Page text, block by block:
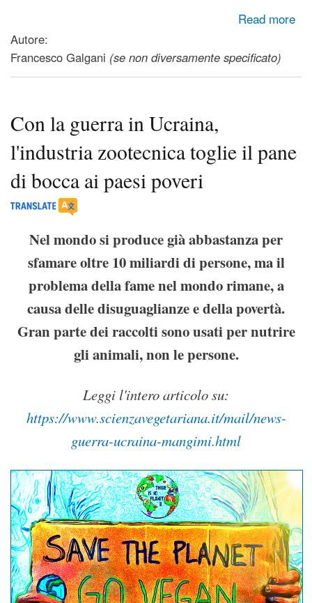
Read more
about Studio su mascherine: con Ffp2, deterioramento
Autore:
Francesco Galgani (se non diversamente specificato)
Con la guerra in Ucraina,
l'industria zootecnica toglie il pane
di bocca ai paesi poveri
Nel mondo si produce già abbastanza per
sfamare oltre 10 miliardi di persone, ma il
problema della fame nel mondo rimane, a
causa delle disuguaglianze e della povertà.
Gran parte dei raccolti sono usati per nutrire
gli animali, non le persone.
Leggi l'intero articolo su:
https://www.scienzavegetariana.it/mail/news-
guerra-ucraina-mangimi.html